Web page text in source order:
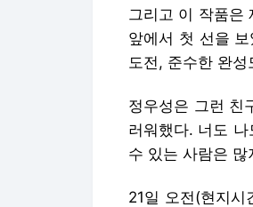
그리고 이 작품은
앞에서 첫 선을
도전, 준수한 완
정우성은 그런 친
러워했다. 너도
수 있는 사람은
21일 오전(현지